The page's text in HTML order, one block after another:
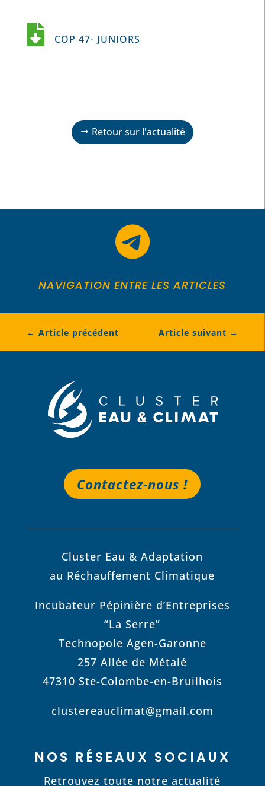
 COP 47- JUNIORS
Retour sur l'actualité

NAVIGATION ENTRE LES ARTICLES
← Article précédent Article suivant →
Contactez-nous !
Cluster Eau & Adaptation
au Réchauffement Climatique
Incubateur Pépinière d’Entreprises
“La Serre”
Technopole Agen-Garonne
257 Allée de Métalé
47310 Ste-Colombe-en-Bruilhois
clustereauclimat@gmail.com
NOS RÉSEAUX SOCIAUX
Retrouvez toute notre actualité